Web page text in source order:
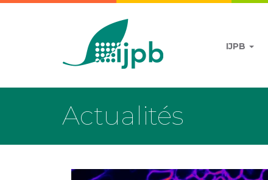
IJPB
Actualités